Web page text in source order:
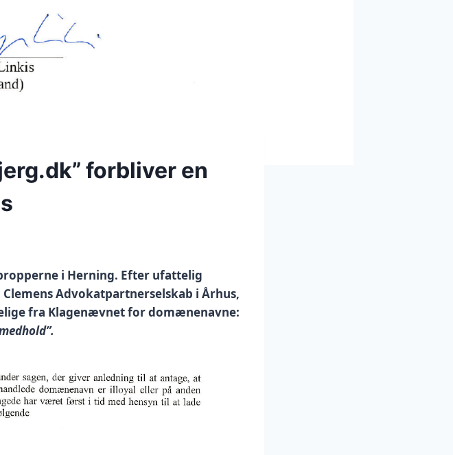
forbliver en
i Herning. Efter ufattelig
Advokatpartnerselskab i Århus,
fra Klagenævnet for domænenavne: